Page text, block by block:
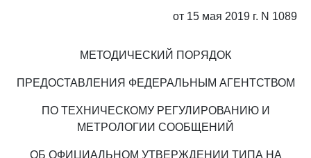
от 15 мая 2019 г. N 1089
МЕТОДИЧЕСКИЙ ПОРЯДОК
ПРЕДОСТАВЛЕНИЯ ФЕДЕРАЛЬНЫМ АГЕНТСТВОМ
ПО ТЕХНИЧЕСКОМУ РЕГУЛИРОВАНИЮ И
МЕТРОЛОГИИ СООБЩЕНИЙ
ОБ ОФИЦИАЛЬНОМ УТВЕРЖДЕНИИ ТИПА НА